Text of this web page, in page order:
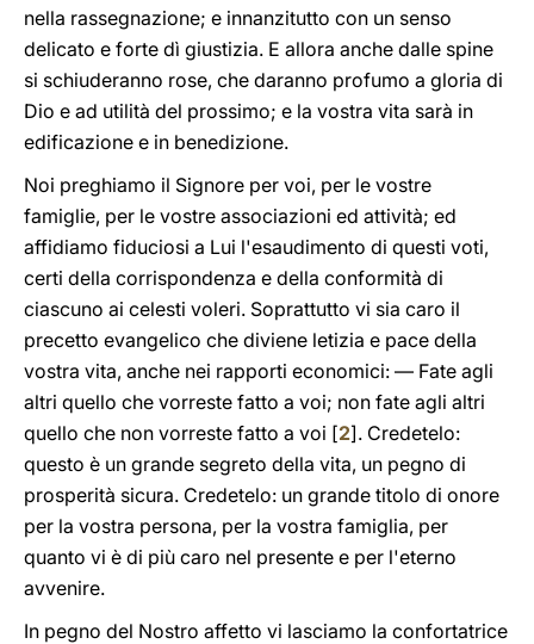
nella rassegnazione; e innanzitutto con un senso
delicato e forte dì giustizia. E allora anche dalle spine
si schiuderanno rose, che daranno profumo a gloria di
Dio e ad utilità del prossimo; e la vostra vita sarà in
edificazione e in benedizione.
Noi preghiamo il Signore per voi, per le vostre
famiglie, per le vostre associazioni ed attività; ed
affidiamo fiduciosi a Lui l'esaudimento di questi voti,
certi della corrispondenza e della conformità di
ciascuno ai celesti voleri. Soprattutto vi sia caro il
precetto evangelico che diviene letizia e pace della
vostra vita, anche nei rapporti economici: — Fate agli
altri quello che vorreste fatto a voi; non fate agli altri
quello che non vorreste fatto a voi [2]. Credetelo:
questo è un grande segreto della vita, un pegno di
prosperità sicura. Credetelo: un grande titolo di onore
per la vostra persona, per la vostra famiglia, per
quanto vi è di più caro nel presente e per l'eterno
avvenire.
In pegno del Nostro affetto vi lasciamo la confortatrice